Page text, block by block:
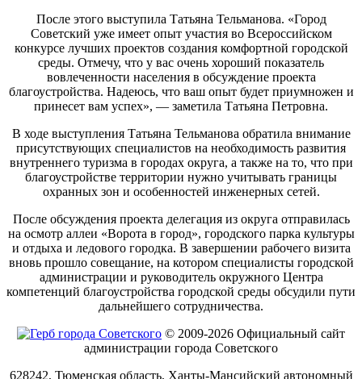
После этого выступила Татьяна Тельманова. «Город
Советский уже имеет опыт участия во Всероссийском
конкурсе лучших проектов создания комфортной городской
среды. Отмечу, что у вас очень хороший показатель
вовлеченности населения в обсуждение проекта
благоустройства. Надеюсь, что ваш опыт будет приумножен и
принесет вам успех», — заметила Татьяна Петровна.
В ходе выступления Татьяна Тельманова обратила внимание
присутствующих специалистов на необходимость развития
внутреннего туризма в городах округа, а также на то, что при
благоустройстве территории нужно учитывать границы
охранных зон и особенностей инженерных сетей.
После обсуждения проекта делегация из округа отправилась
на осмотр аллеи «Ворота в город», городского парка культуры
и отдыха и ледового городка. В завершении рабочего визита
вновь прошло совещание, на котором специалисты городской
администрации и руководитель окружного Центра
компетенций благоустройства городской среды обсудили пути
дальнейшего сотрудничества.
© 2009-2026 Официальный сайт
администрации города Советского
628242, Тюменская область, Ханты-Мансийский автономный